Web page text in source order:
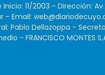
11/2003 - Dirección:
- Email:
Pablo Dellazoppa -
- FRANCISCO MONTES